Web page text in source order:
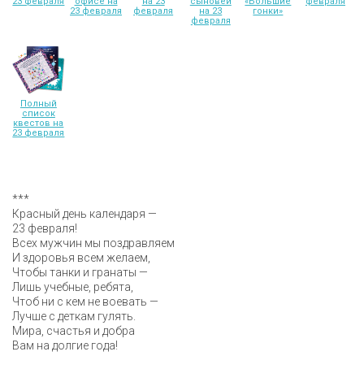
23 февраля
февраля
на 23
февраля
гонки»
Полный
список
квестов на
23 февраля
***
Красный день календаря —
23 февраля!
Всех мужчин мы поздравляем
И здоровья всем желаем,
Чтобы танки и гранаты —
Лишь учебные, ребята,
Чтоб ни с кем не воевать —
Лучше с деткам гулять.
Мира, счастья и добра
Вам на долгие года!